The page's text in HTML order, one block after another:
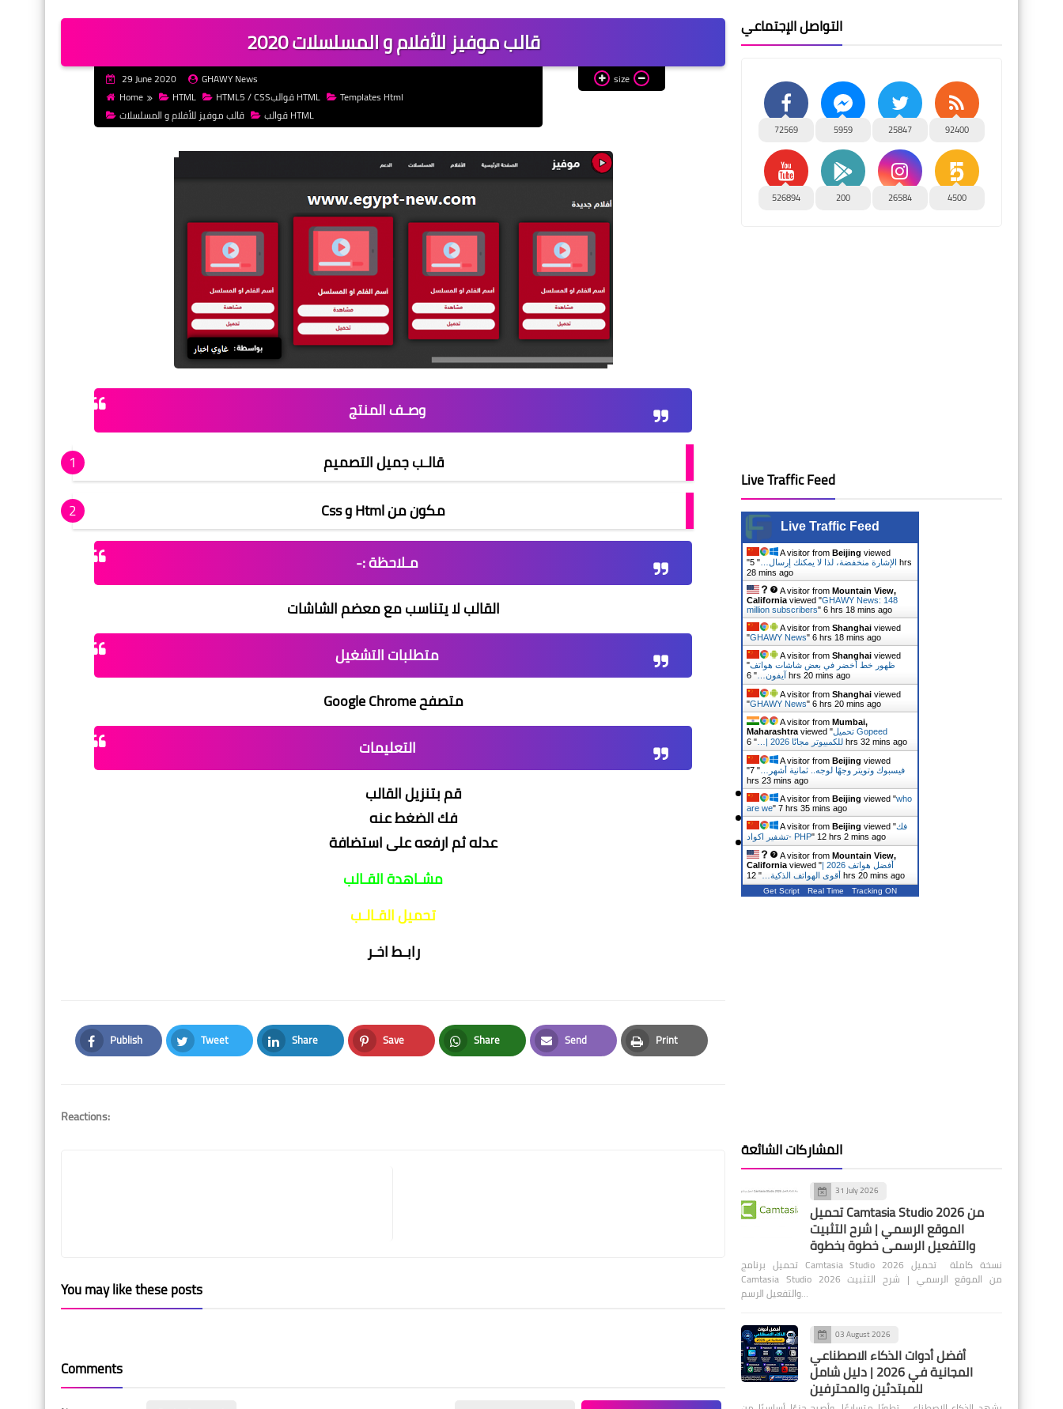
قالب موفيز للأفلام و المسلسلات 2020
29 June 2020
GHAWY News
Home
HTML HTML5 / CSSقوالب HTML
Templates Html
قالب موفيز للأفلام و المسلسلات
قوالب HTML
size
وصـف المنتج
قالـب جميل التصميم
مكون من Html و Css
مـلاحظة :-
القالب لا يتناسب مع معضم الشاشات
متطلبات التشغيل
متصفح Google Chrome
التعليمات
قم بتنزيل القالب
فك الضغط عنه
عدله ثم ارفعه على استضافة
مشـاهدة القـالب
تحميل القـالـب
رابـط اخـر
Publish
Facebook
Tweet
Twitter
Share
LinkedIn
Save
Pinterest
Share
Whatsapp
Send
Email
Print
Print
Reactions:
You may like these posts
Comments
التواصل الإجتماعي
72569 5959 25847 92400
526894 200 26584 4500
Live Traffic Feed
Live Traffic Feed
A visitor from Beijing viewed
"
الإشارة منخفضة، لذا لا يمكنك إرسال… "
5 hrs
28 mins ago
A visitor from Mountain View,
California viewed "GHAWY News: 148
million subscribers" 6 hrs 18 mins ago
A visitor from Shanghai viewed
"GHAWY News" 6 hrs 18 mins ago
A visitor from Shanghai viewed
"ظهور خط أخضر في بعض شاشات هواتف
آيفون… "
6 hrs 20 mins ago
A visitor from Shanghai viewed
"GHAWY News" 6 hrs 20 mins ago
A visitor from Mumbai,
Maharashtra viewed "تحميل Gopeed
للكمبيوتر مجانًا 2026 |…
"
6 hrs 32 mins ago
A visitor from Beijing viewed
"
فيسبوك وتويتر وجهًا لوجه.. ثمانية أشهر… "
7
hrs 23 mins ago
A visitor from Beijing viewed "who
are we" 7 hrs 36 mins ago
A visitor from Beijing viewed "فك
تشفير اكواد- PHP" 12 hrs 2 mins ago
A visitor from Mountain View,
California viewed "أفضل هواتف 2026 |
أقوى الهواتف الذكية… " 12 hrs 20 mins ago
Get Script Real Time Tracking ON
المشاركات الشائعة
31 July 2026
تحميل Camtasia Studio 2026 من
الموقع الرسمي | شرح التثبيت
والتفعيل الرسمي خطوة بخطوة
تحميل برنامج Camtasia Studio 2026 نسخة كاملة تحميل
Camtasia Studio 2026 من الموقع الرسمي | شرح التثبيت
والتفعيل الرسم…
03 August 2026
أفضل أدوات الذكاء الاصطناعي
المجانية في 2026 | دليل شامل
للمبتدئين والمحترفين